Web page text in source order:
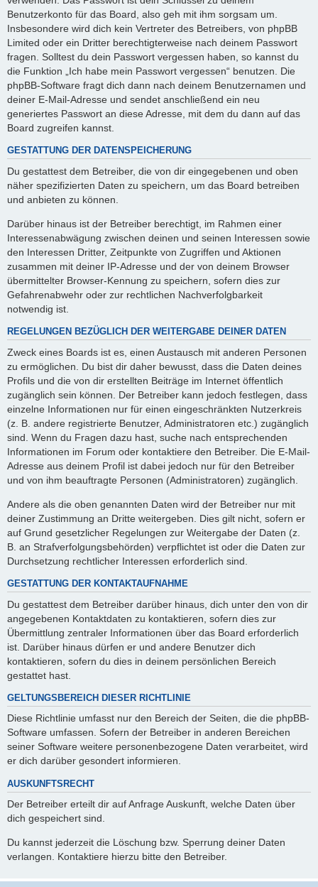
Benutzerkonto für das Board, also geh mit ihm sorgsam um.
Insbesondere wird dich kein Vertreter des Betreibers, von phpBB
Limited oder ein Dritter berechtigterweise nach deinem Passwort
fragen. Solltest du dein Passwort vergessen haben, so kannst du
die Funktion „Ich habe mein Passwort vergessen“ benutzen. Die
phpBB-Software fragt dich dann nach deinem Benutzernamen und
deiner E-Mail-Adresse und sendet anschließend ein neu
generiertes Passwort an diese Adresse, mit dem du dann auf das
Board zugreifen kannst.
GESTATTUNG DER DATENSPEICHERUNG
Du gestattest dem Betreiber, die von dir eingegebenen und oben
näher spezifizierten Daten zu speichern, um das Board betreiben
und anbieten zu können.
Darüber hinaus ist der Betreiber berechtigt, im Rahmen einer
Interessenabwägung zwischen deinen und seinen Interessen sowie
den Interessen Dritter, Zeitpunkte von Zugriffen und Aktionen
zusammen mit deiner IP-Adresse und der von deinem Browser
übermittelter Browser-Kennung zu speichern, sofern dies zur
Gefahrenabwehr oder zur rechtlichen Nachverfolgbarkeit
notwendig ist.
REGELUNGEN BEZÜGLICH DER WEITERGABE DEINER DATEN
Zweck eines Boards ist es, einen Austausch mit anderen Personen
zu ermöglichen. Du bist dir daher bewusst, dass die Daten deines
Profils und die von dir erstellten Beiträge im Internet öffentlich
zugänglich sein können. Der Betreiber kann jedoch festlegen, dass
einzelne Informationen nur für einen eingeschränkten Nutzerkreis
(z. B. andere registrierte Benutzer, Administratoren etc.) zugänglich
sind. Wenn du Fragen dazu hast, suche nach entsprechenden
Informationen im Forum oder kontaktiere den Betreiber. Die E-Mail-
Adresse aus deinem Profil ist dabei jedoch nur für den Betreiber
und von ihm beauftragte Personen (Administratoren) zugänglich.
Andere als die oben genannten Daten wird der Betreiber nur mit
deiner Zustimmung an Dritte weitergeben. Dies gilt nicht, sofern er
auf Grund gesetzlicher Regelungen zur Weitergabe der Daten (z.
B. an Strafverfolgungsbehörden) verpflichtet ist oder die Daten zur
Durchsetzung rechtlicher Interessen erforderlich sind.
GESTATTUNG DER KONTAKTAUFNAHME
Du gestattest dem Betreiber darüber hinaus, dich unter den von dir
angegebenen Kontaktdaten zu kontaktieren, sofern dies zur
Übermittlung zentraler Informationen über das Board erforderlich
ist. Darüber hinaus dürfen er und andere Benutzer dich
kontaktieren, sofern du dies in deinem persönlichen Bereich
gestattet hast.
GELTUNGSBEREICH DIESER RICHTLINIE
Diese Richtlinie umfasst nur den Bereich der Seiten, die die phpBB-
Software umfassen. Sofern der Betreiber in anderen Bereichen
seiner Software weitere personenbezogene Daten verarbeitet, wird
er dich darüber gesondert informieren.
AUSKUNFTSRECHT
Der Betreiber erteilt dir auf Anfrage Auskunft, welche Daten über
dich gespeichert sind.
Du kannst jederzeit die Löschung bzw. Sperrung deiner Daten
verlangen. Kontaktiere hierzu bitte den Betreiber.